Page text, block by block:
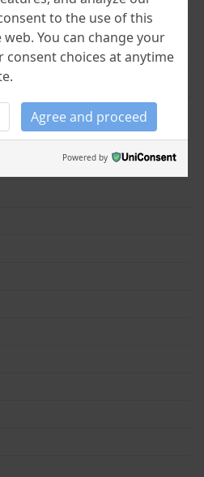
to the use of this
You can change your
consent choices at anytime
Agree and proceed
Powered by